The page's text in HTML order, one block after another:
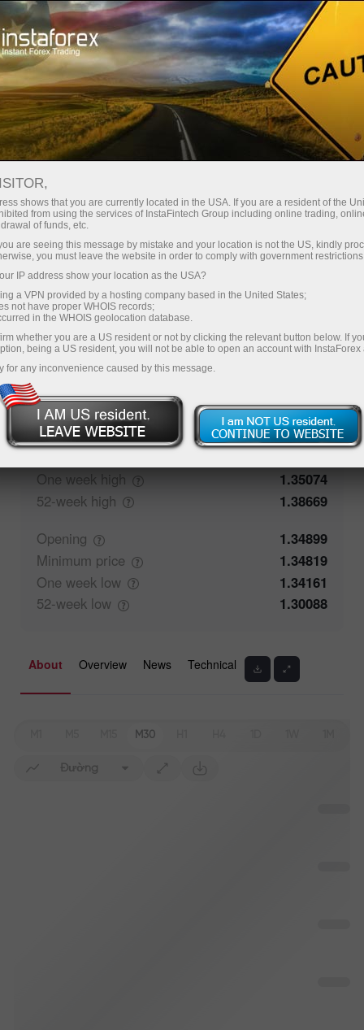
Dành cho Nhà giao dịch
Điều kiện giao dịch
GBPUSD
1.35053 (%) 10 Aug 2026 08:23
Buy
1.35053
1.35023
Traders' feedback
Closing
1.34907
One week high
1.35074
52-week high
1.38669
Opening
1.34899
Minimum price
1.34819
One week low
1.34161
52-week low 1.30088
About Overview News Technical
M30
Đường
shows that you are currently located in the USA. If you are a resident of the
from using the services of InstaFintech Group including online trading,
of funds, etc.
are seeing this message by mistake and your location is not the US, kindly
you must leave the website in order to comply with government
IP address show your location as the USA?
a VPN provided by a hosting company based in the United States;
not have proper WHOIS records;
in the WHOIS geolocation database.
whether you are a US resident or not by clicking the relevant button below. If
being a US resident, you will not be able to open an account with InstaForex
for any inconvenience caused by this message.